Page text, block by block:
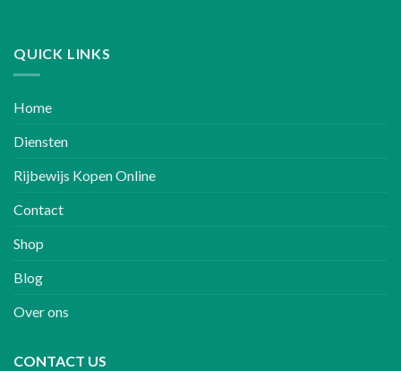
QUICK LINKS
Home
Diensten
Rijbewijs Kopen Online
Contact
Shop
Blog
Over ons
CONTACT US